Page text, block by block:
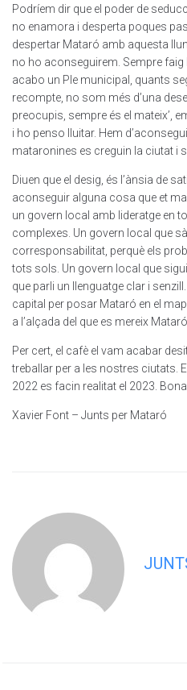
Podríem dir que el poder de
no enamora i desperta poques
despertar Mataró amb aquesta
no ho aconseguirem. Sempre faig
acabo un Ple municipal, quants
recompte, no som més d’una
preocupis, sempre és el mateix’,
i ho penso lluitar. Hem
mataronines es creguin la ciutat i
Diuen que el desig, és l’ànsia de
aconseguir alguna cosa que et
un govern local amb lideratge en
complexes. Un govern local que
corresponsabilitat, perquè els
tots sols. Un govern local que
que parli un llenguatge clar i
capital per posar Mataró en el
a l’alçada del que es mereix
Per cert, el cafè el vam acabar
treballar per a les nostres ciutats.
2022 es facin realitat el 2023.
Xavier Font – Junts per Mataró